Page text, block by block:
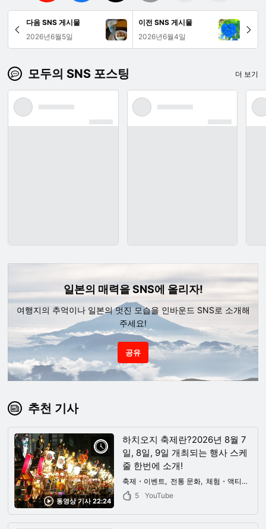
다음 SNS 게시물
2026년6월5일
이전 SNS 게시물
2026년6월4일
모두의 SNS 포스팅 더 보기
일본의 매력을 SNS에 올리자!
여행지의 추억이나 일본의 멋진 모습을 인바운드 SNS로 소개해
주세요!
공유
추천 기사
동영상 기사 22:24
하치오지 축제란?2026년 8월 7
일, 8일, 9일 개최되는 행사 스케
줄 한번에 소개!
축제・이벤트 전통 문화
체험・액티비티
5
YouTube